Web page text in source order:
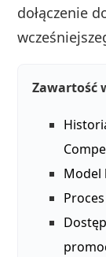
dołączenie
Zawartość
Model